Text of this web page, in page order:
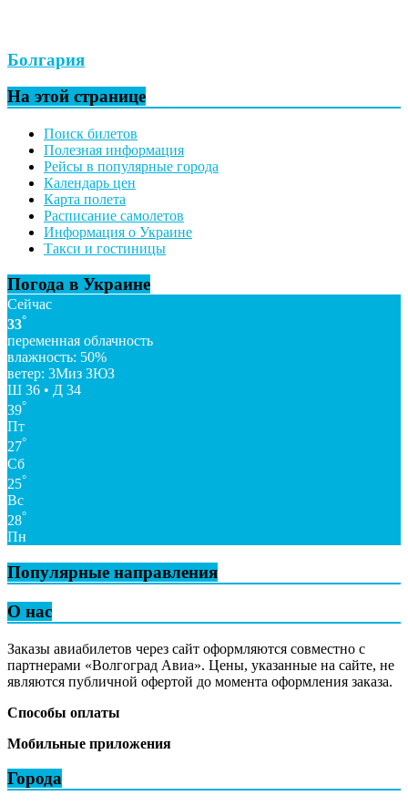
Болгария
На этой странице
Поиск билетов
Полезная информация
Рейсы в популярные города
Календарь цен
Карта полета
Расписание самолетов
Информация о Украине
Такси и гостиницы
Погода в Украине
Сейчас
33°
переменная облачность
влажность: 50%
ветер: 3Миз ЗЮЗ
Ш 36 • Д 34
39°
Пт
27°
Сб
25°
Вс
28°
Пн
Популярные направления
О нас
Заказы авиабилетов через сайт оформляются совместно с
партнерами «Волгоград Авиа». Цены, указанные на сайте, не
являются публичной офертой до момента оформления заказа.
Способы оплаты
Мобильные приложения
Города